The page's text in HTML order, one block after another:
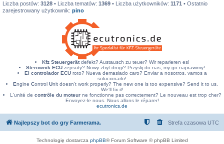
Liczba postów: 3128 • Liczba tematów: 1369 • Liczba użytkowników: 1171 • Ostatnio
zarejestrowany użytkownik: pino
Kfz Steuergerätdefekt? Austausch zu teuer? Wir reparieren es!
Sterownik ECU zepsuty? Nowy zbyt drogi? Przyslij do nas, my go naprawimy!
El controlador ECUroto? Nueva demasiado caro? Enviar a nosotros, vamos a
solucionarlo!
Engine Control Unit doesn't work properly? The new one is too expensive? Send it to us.
We'll fix it!
L'unité de contrôle du moteurne fonctionne pas correctement? Le nouveau est trop cher?
Envoyez-le nous. Nous allons le réparer!
ecutronics.de
Najlepszy bot do gry Farmerama. Strefa czasowa UTC
Technologię dostarcza phpBB® Forum Software © phpBB Limited